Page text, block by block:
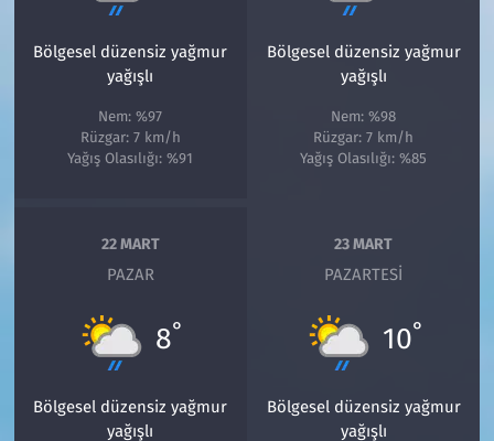
Bölgesel düzensiz yağmur
yağışlı
Nem: %97
Rüzgar: 7 km/h
Yağış Olasılığı: %91
Bölgesel düzensiz yağmur
yağışlı
Nem: %98
Rüzgar: 7 km/h
Yağış Olasılığı: %85
22 MART
PAZAR
8°
Bölgesel düzensiz yağmur
yağışlı
23 MART
PAZARTESI
10°
Bölgesel düzensiz yağmur
yağışlı